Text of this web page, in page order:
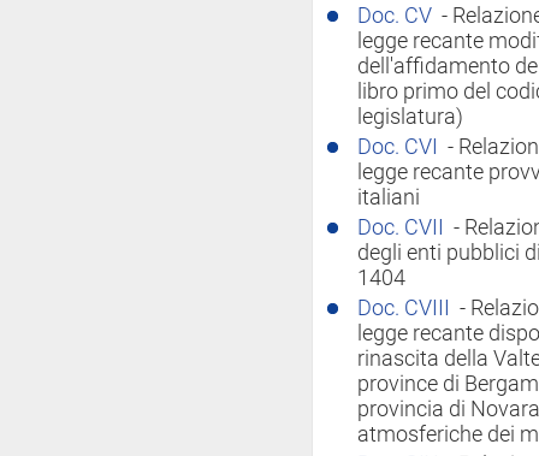
Doc. CV -
legge recante
dell'affidamento
libro primo del
legislatura)
Doc. CVI
-
legge recante
italiani
Doc. CVII
-
degli enti pubblici
1404
Doc. CVIII
-
legge recante
rinascita della
province di
provincia di
atmosferiche dei